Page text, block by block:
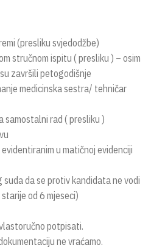
(presliku svjedodžbe)
stručnom ispitu ( presliku ) – osim
završili petogodišnje
medicinska sestra/ tehničar
samostalni rad ( presliku )
u matičnoj evidenciji
da se protiv kandidata ne vodi
od 6 mjeseci)
potpisati.
ne vraćamo.